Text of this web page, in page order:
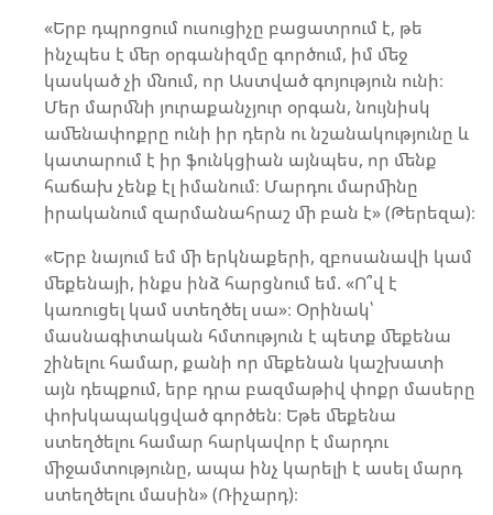
«Երբ դպրոցում ուսուցիչը բացատրում է, թե
ինչպես է մեր օրգանիզմը գործում, իմ մեջ
կասկած չի մնում, որ Աստված գոյություն ունի։
Մեր մարմնի յուրաքանչյուր օրգան, նույնիսկ
ամենափոքրը ունի իր դերն ու նշանակությունը և
կատարում է իր ֆունկցիան այնպես, որ մենք
հաճախ չենք էլ իմանում։ Մարդու մարմինը
իրականում զարմանահրաշ մի բան է» (Թերեզա)։
«Երբ նայում եմ մի երկնաքերի, զբոսանավի կամ
մեքենայի, ինքս ինձ հարցնում եմ. «Ո՞վ է
կառուցել կամ ստեղծել սա»։ Օրինակ՝
մասնագիտական հմտություն է պետք մեքենա
շինելու համար, քանի որ մեքենան կաշխատի
այն դեպքում, երբ դրա բազմաթիվ փոքր մասերը
փոխկապակցված գործեն։ Եթե մեքենա
ստեղծելու համար հարկավոր է մարդու
միջամտությունը, ապա ինչ կարելի է ասել մարդ
ստեղծելու մասին» (Ռիչարդ)։